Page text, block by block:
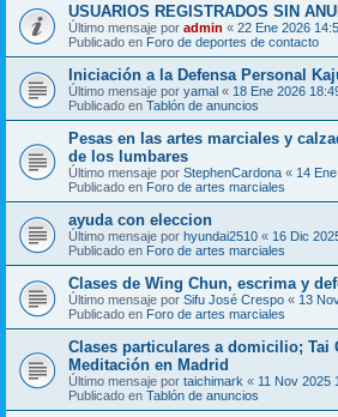
USUARIOS REGISTRADOS SIN
Último mensaje por admin « 22 Ene 2026
Publicado en Foro de deportes de contacto
Iniciación a la Defensa Personal
Último mensaje por yamal « 18 Ene 2026
Publicado en Tablón de anuncios
Pesas en las artes marciales y
de los lumbares
Último mensaje por StephenCardona « 14
Publicado en Foro de artes marciales
ayuda con eleccion
Último mensaje por hyundai2510 « 16 Dic
Publicado en Foro de artes marciales
Clases de Wing Chun, escrima y
Último mensaje por Sifu José Crespo « 13
Publicado en Foro de artes marciales
Clases particulares a domicilio; Tai
Meditación en Madrid
Último mensaje por taichimark « 11 Nov 2025
Publicado en Tablón de anuncios